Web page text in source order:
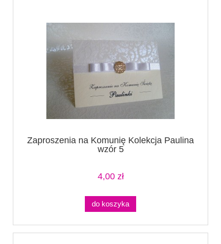
Zaproszenia na Komunię Kolekcja Paulina
wzór 5
4,00 zł
do koszyka